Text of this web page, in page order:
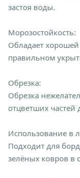
застоя воды.
Морозостойкость:
Обладает
правильном
Обрезка:
Обрезка
отцветших частей
Использование в
Подходит для
зелёных ковров в